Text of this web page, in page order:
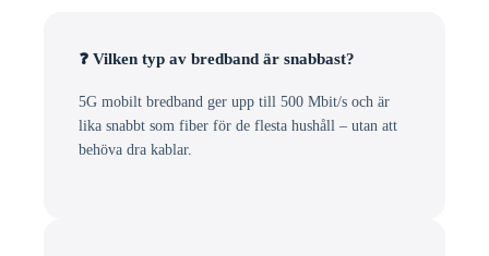
❓ Vilken typ av bredband är snabbast?
5G mobilt bredband ger upp till 500 Mbit/s och är
lika snabbt som fiber för de flesta hushåll – utan att
behöva dra kablar.